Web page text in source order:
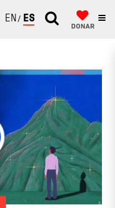
ENGLISH
ESPAÑOL
DONAR